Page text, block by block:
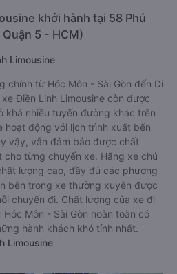
khởi hành tại 58 Phú
Quận 5 - HCM)
Limousine
chính từ Hóc Môn - Sài Gòn đến Di
Điền Linh Limousine còn được
khá nhiều tuyến đường khác trên
hoạt động với lịch trình xuất bến
vậy, vẫn đảm bảo được chất
cho từng chuyến xe. Hãng xe chú
lượng cao, đầy đủ các phương
bên trong xe thường xuyên được
chuyến đi. Chất lượng của xe đi
Môn - Sài Gòn hoàn toàn có
hành khách khó tính nhất.
Limousine